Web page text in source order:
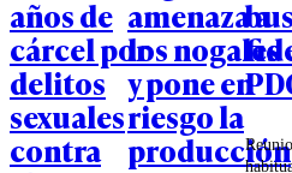
años de
cárcel por
delitos
sexuales
contra
amenaza a
los nogales
y pone en
riesgo la
producción